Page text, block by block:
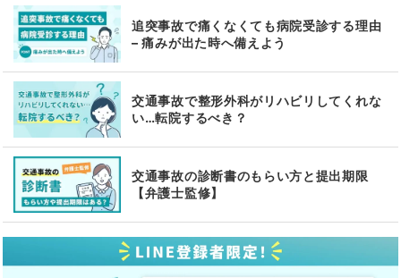
追突事故で痛くなくても病院受診する理由
– 痛みが出た時へ備えよう
交通事故で整形外科がリハビリしてくれな
い…転院するべき？
交通事故の診断書のもらい方と提出期限
【弁護士監修】